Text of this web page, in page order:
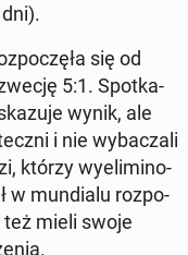
się od
5:1. Spo­tka­
wynik, ale
i nie wy­ba­cza­li
którzy wy­eli­mi­no­
w mun­dia­lu roz­po­
też mieli swoje